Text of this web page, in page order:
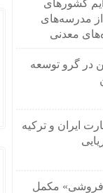
کشور‌های
از مدرسه‌های
معدنی
در گرو توسعه
تجارت ایران و ترکیه
فروشی» مکمل